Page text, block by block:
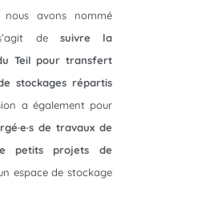
avons nommé
de suivre la
Teil pour transfert
stockages répartis
a également pour
de travaux de
petits projets de
espace de stockage